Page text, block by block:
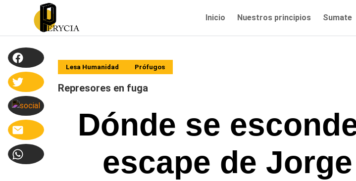
Inicio Nuestros principios Sumate
Lesa Humanidad Prófugos
Represores en fuga
Dónde se
escape de